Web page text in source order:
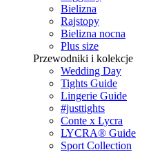
Bielizna
Rajstopy
Bielizna nocna
Plus size
Przewodniki i kolekcje
Wedding Day
Tights Guide
Lingerie Guide
#justtights
Conte x Lycra
LYCRA® Guide
Sport Сollection